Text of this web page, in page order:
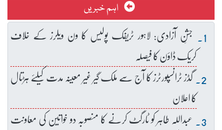
اہم خبریں
جشنِ آزادی: لاہور ٹریفک پولیس کا ون ویلرز کے خلاف
کریک ڈاؤن کا فیصلہ
گڈز ٹرانسپورٹرز کا آج سے ملک گیر غیر معینہ مدت کیلئے ہڑتال
کا اعلان
عبداللہ طاہر کو ٹارگٹ کرنے کا منصوبہ دو خواتین کی معاونت